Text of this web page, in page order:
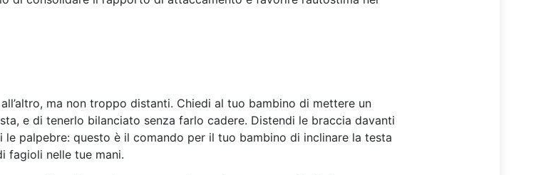
ma non troppo distanti. Chiedi al tuo bambino di mettere un
e di tenerlo bilanciato senza farlo cadere. Distendi le braccia davanti
palpebre: questo è il comando per il tuo bambino di inclinare la testa
fagioli nelle tue mani.